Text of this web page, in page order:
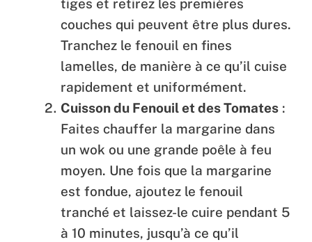
tiges et retirez les premières
couches qui peuvent être plus dures.
Tranchez le fenouil en fines
lamelles, de manière à ce qu’il cuise
rapidement et uniformément.
Cuisson du Fenouil et des Tomates :
Faites chauffer la margarine dans
un wok ou une grande poêle à feu
moyen. Une fois que la margarine
est fondue, ajoutez le fenouil
tranché et laissez-le cuire pendant 5
à 10 minutes, jusqu’à ce qu’il